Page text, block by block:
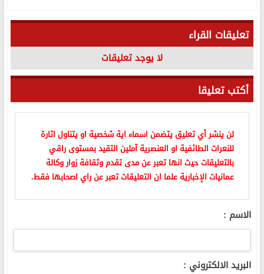
تعليقات القراء
لا يوجد تعليقات
أكتب تعليقا
لن ينشر أي تعليق يتضمن اسماء اية شخصية او يتناول اثارة
للنعرات الطائفية او العنصرية آملين التقيد بمستوى راقي
بالتعليقات حيث انها تعبر عن مدى تقدم وثقافة زوار وكالة
عمانيات الإخبارية علما ان التعليقات تعبر عن راي اصحابها فقط.
الاسم :
البريد الالكتروني :